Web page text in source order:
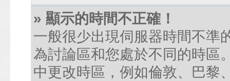
» 顯示的時間不正確！
一般很少出現伺服器時間不準
為討論區和您處於不同的時區
中更改時區，例如倫敦、巴黎